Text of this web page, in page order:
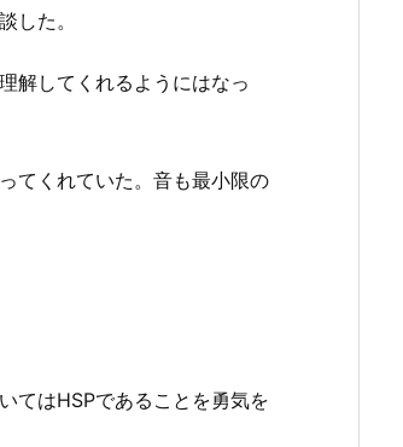
した。
解してくれるようにはなっ
てくれていた。音も最小限の
てはHSPであることを勇気を